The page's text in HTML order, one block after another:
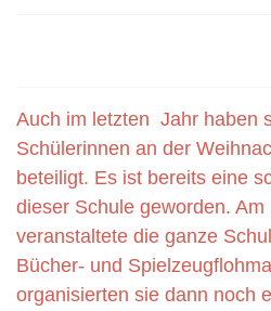
Auch im letzten Jahr haben
Schülerinnen an der
beteiligt. Es ist bereits eine
dieser Schule geworden. Am
veranstaltete die ganze
Bücher- und
organisierten sie dann noch